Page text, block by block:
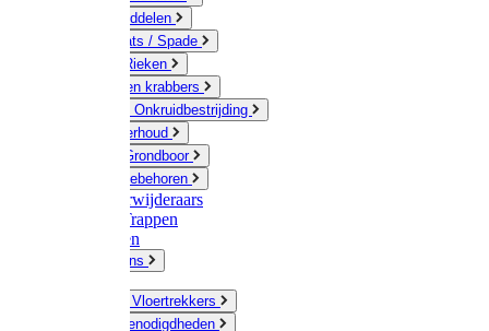
Tuinhulpmiddelen
Schop / Bats / Spade
Vorken & Rieken
Cultivator en krabbers
Schoffels / Onkruidbestrijding
Gazononderhoud
Hamers / Grondboor
Sledes / toebehoren
Onkruidverwijderaars
Ladders / Trappen
Werkbanken
Betonmolens
Bezems & Vloertrekkers
Schildersbenodigdheden